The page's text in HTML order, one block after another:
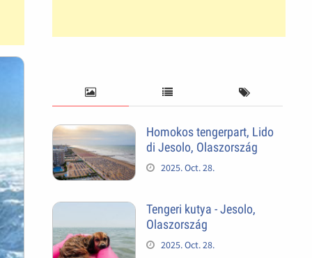
Homokos tengerpart, Lido
di Jesolo, Olaszország
2025. Oct. 28.
Tengeri kutya - Jesolo,
Olaszország
2025. Oct. 28.